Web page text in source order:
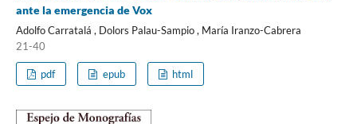
ante la emergencia de Vox
Adolfo Carratalá , Dolors Palau-Sampio , María Iranzo-Cabrera
21-40
pdf epub html